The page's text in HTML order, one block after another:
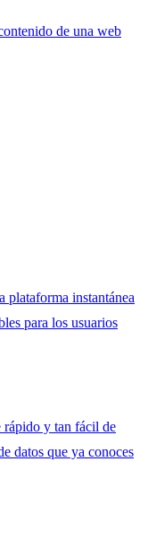
de una web
plataforma instantánea
para los usuarios
rápido y tan fácil de
datos que ya conoces